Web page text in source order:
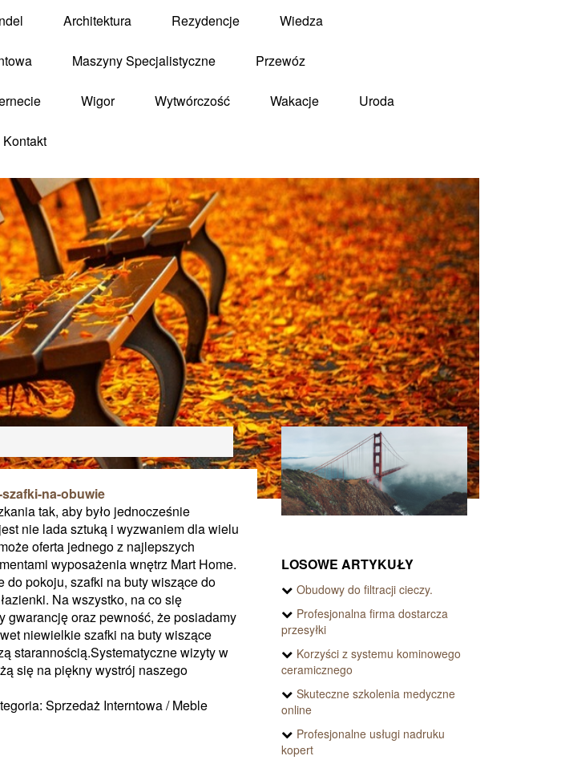
Architektura Rezydencje Wiedza
Maszyny Specjalistyczne Przewóz
Wigor Wytwórczość Wakacje Uroda
Kontakt
na-obuwie
tak, aby było jednocześnie
nie lada sztuką i wyzwaniem dla wielu
oferta jednego z najlepszych
wyposażenia wnętrz Mart Home.
do pokoju, szafki na buty wiszące do
Na wszystko, na co się
gwarancję oraz pewność, że posiadamy
niewielkie szafki na buty wiszące
starannością.Systematyczne wizyty w
się na piękny wystrój naszego
Sprzedaż Interntowa / Meble
LOSOWE ARTYKUŁY
Obudowy do filtracji cieczy.
Profesjonalna firma dostarcza
przesyłki
Korzyści z systemu kominowego
ceramicznego
Skuteczne szkolenia medyczne
online
Profesjonalne usługi nadruku
kopert